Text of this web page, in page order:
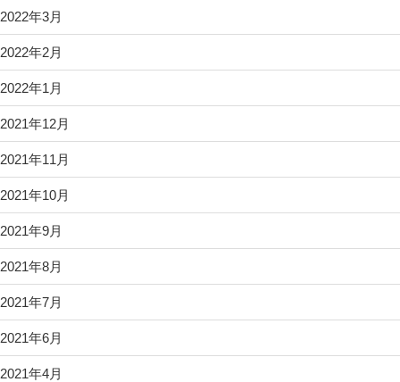
2022年3月
2022年2月
2022年1月
2021年12月
2021年11月
2021年10月
2021年9月
2021年8月
2021年7月
2021年6月
2021年4月